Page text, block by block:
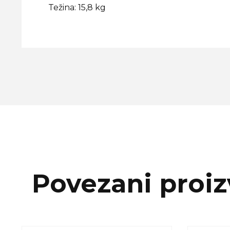
Težina: 15,8 kg
Povezani